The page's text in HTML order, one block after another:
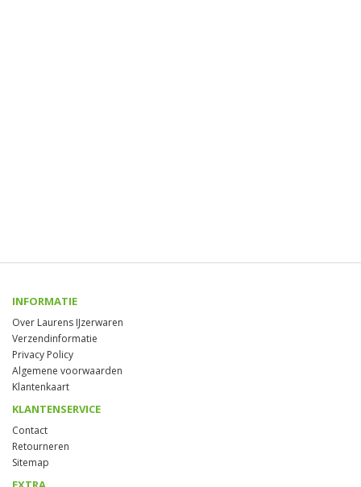
INFORMATIE
Over Laurens IJzerwaren
Verzendinformatie
Privacy Policy
Algemene voorwaarden
Klantenkaart
KLANTENSERVICE
Contact
Retourneren
Sitemap